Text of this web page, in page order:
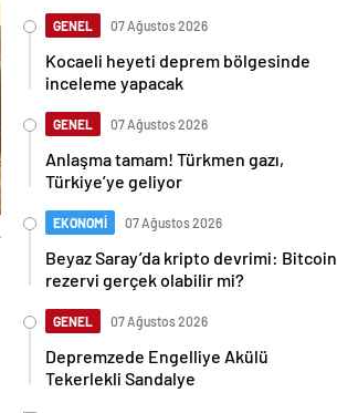
GENEL 07 Ağustos 2026
Kocaeli heyeti deprem bölgesinde
inceleme yapacak
GENEL 07 Ağustos 2026
Anlaşma tamam! Türkmen gazı,
Türkiye’ye geliyor
EKONOMİ 07 Ağustos 2026
Beyaz Saray’da kripto devrimi: Bitcoin
rezervi gerçek olabilir mi?
GENEL 07 Ağustos 2026
Depremzede Engelliye Akülü
Tekerlekli Sandalye